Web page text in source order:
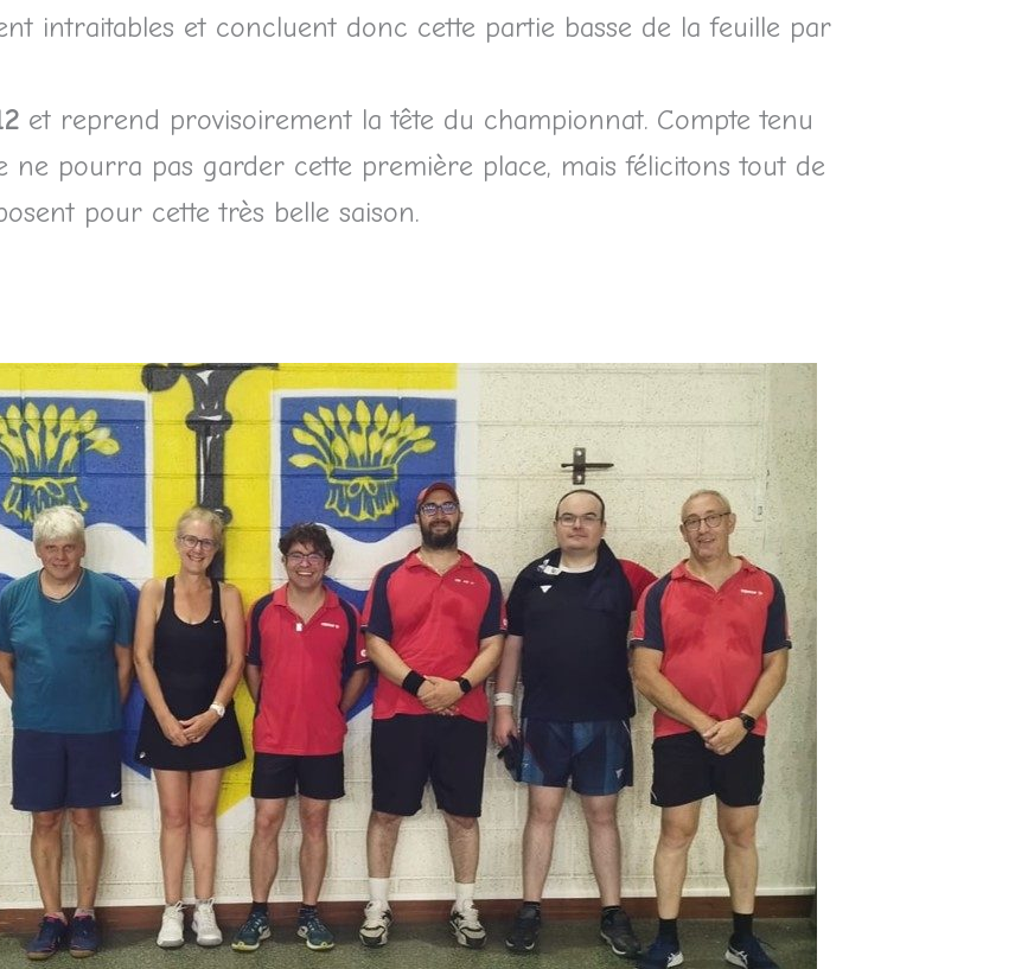
intraitables et concluent donc cette partie basse de la feuille par
et reprend provisoirement la tête du championnat. Compte tenu
ne pourra pas garder cette première place, mais félicitons tout de
pour cette très belle saison.